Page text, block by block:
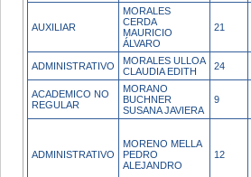
AUXILIAR
MORALES
CERDA
MAURICIO
ÁLVARO
21
ADMINISTRATIVO
MORALES ULLOA
CLAUDIA EDITH
24
ACADEMICO NO
REGULAR
MORANO
BUCHNER
SUSANA JAVIERA
9
ADMINISTRATIVO
MORENO MELLA
PEDRO
ALEJANDRO
12